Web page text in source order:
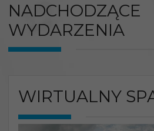
NADCHODZĄCE
WYDARZENIA
WIRTUALNY